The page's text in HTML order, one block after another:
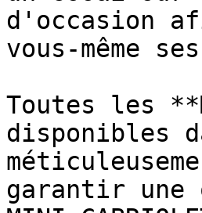
d'occasion
vous-même
Toutes les
disponibles
garantir une